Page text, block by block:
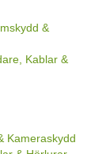
&
Kablar &
Kameraskydd